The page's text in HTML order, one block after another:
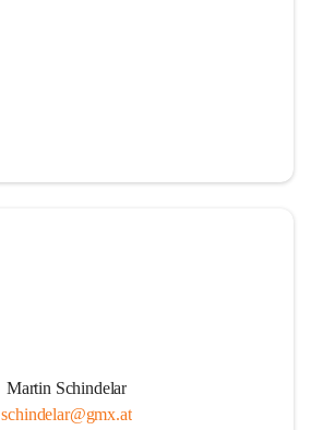
Martin Schindelar
schindelar@gmx.at